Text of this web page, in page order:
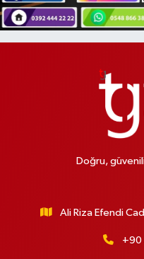
Doğru,
Ali Riza Efendi
+90